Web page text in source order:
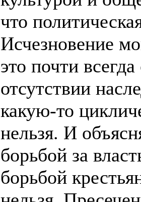
что
Исчезновение
это почти
отсутствии
какую-то
нельзя. И
борьбой за
борьбой